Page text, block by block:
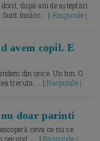
după ani de așteptări
Sunt însărc... | Raspunde |
avem copil. E
din orice. Un ton. O
trecuta.... |Raspunde |
nu doar parinti
ceva ce nu se
secund. ... |Raspunde |